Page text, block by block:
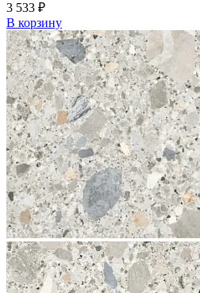
3 533 ₽
В корзину